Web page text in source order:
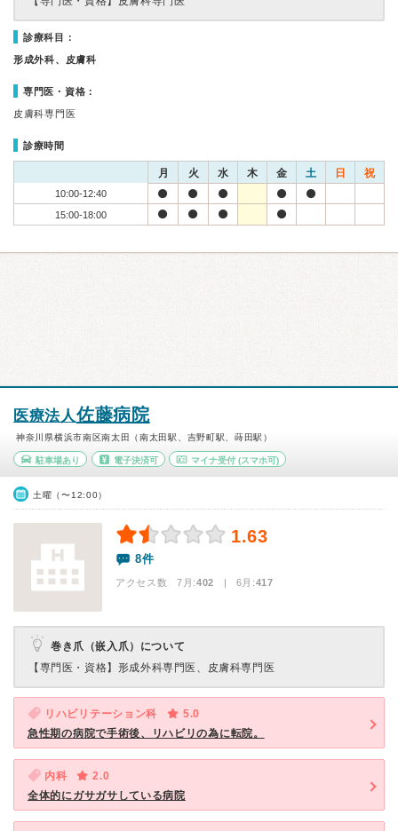
診療科目：
形成外科、皮膚科
専門医・資格：
皮膚科専門医
診療時間
月 火 水 木 金 土 日 祝
10:00-12:40
15:00-18:00
医療法人佐藤病院
神奈川県横浜市南区南太田（南太田駅、吉野町駅、蒔田駅）
駐車場あり 電子決済可 マイナ受付 (スマホ可)
土曜（〜12:00）
1.63
8件
アクセス数 7月:402 | 6月:417
巻き爪（嵌入爪）について
【専門医・資格】 形成外科専門医、皮膚科専門医
リハビリテーション科
5.0
急性期の病院で手術後、リハビリの為に転院。
内科
2.0
全体的にガサガサしている病院